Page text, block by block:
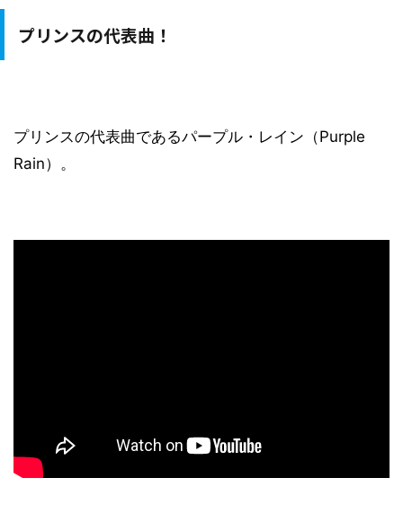
プリンスの代表曲！
プリンスの代表曲であるパープル・レイン（Purple
Rain）。